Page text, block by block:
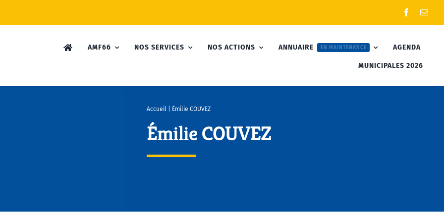
AMF66 NOS SERVICES NOS ACTIONS ANNUAIRE EN MAINTENANCE AGENDA
MUNICIPALES 2026
Accueil| Émilie COUVEZ
Émilie COUVEZ